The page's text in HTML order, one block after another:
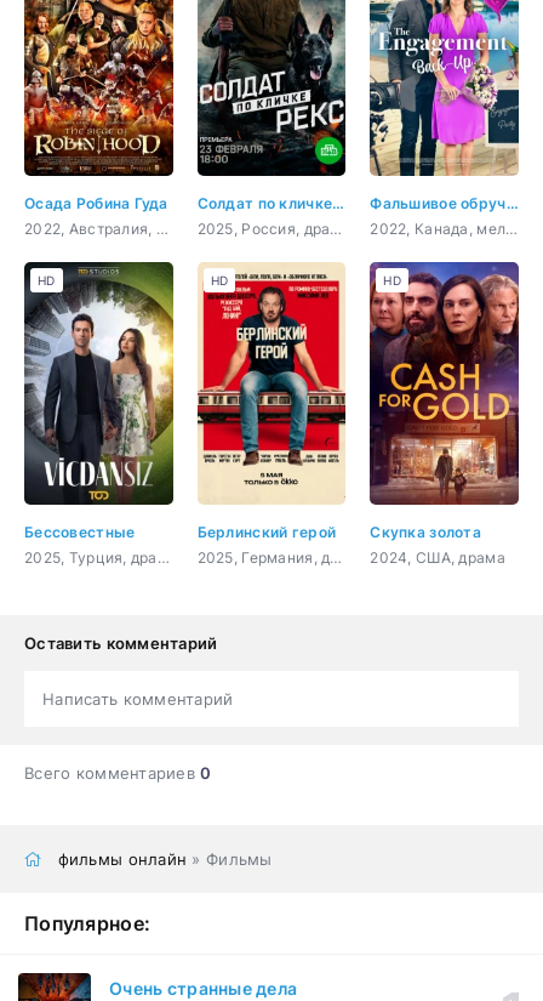
Осада Робина Гуда
2022, Австралия, боевик
Солдат по кличке Рекс
2025, Россия, драма, военный
Фальшивое обручение
2022, Канада, мелодрама, комедия
Бессовестные
2025, Турция, драма
HD
Берлинский герой
2025, Германия, драма, комедия
HD
Скупка золота
2024, США, драма
HD
Оставить комментарий
Написать комментарий
Всего комментариев0
фильмы онлайн » Фильмы
Популярное:
Очень странные дела